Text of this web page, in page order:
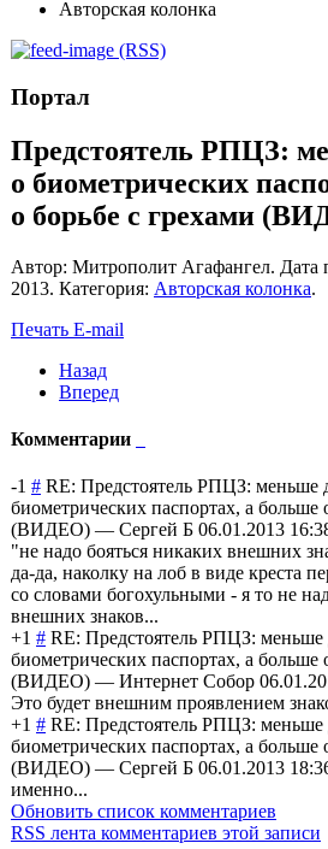
Авторская колонка
(RSS)
Портал
Предстоятель РПЦЗ:
о биометрических
о борьбе с грехами
Автор: Митрополит Агафангел. Дата
2013. Категория: Авторская колонка.
Печать E-mail
Назад
Вперед
Комментарии
-1 # RE: Предстоятель РПЦЗ: меньше
биометрических паспортах, а больше
(ВИДЕО) — Сергей Б 06.01.2013
"не надо бояться никаких внешних
да-да, наколку на лоб в виде креста
со словами богохульными - я то не
внешних знаков...
+1 # RE: Предстоятель РПЦЗ: меньше
биометрических паспортах, а больше
(ВИДЕО) — Интернет Собор
Это будет внешним проявлением
+1 # RE: Предстоятель РПЦЗ: меньше
биометрических паспортах, а больше
(ВИДЕО) — Сергей Б 06.01.2013
именно...
Обновить список комментариев
RSS лента комментариев этой записи